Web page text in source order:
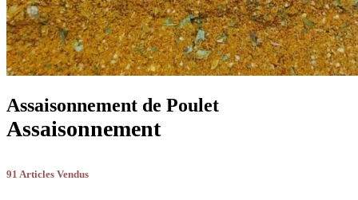
Assaisonnement de Poulet
Assaisonnement
91 Articles Vendus